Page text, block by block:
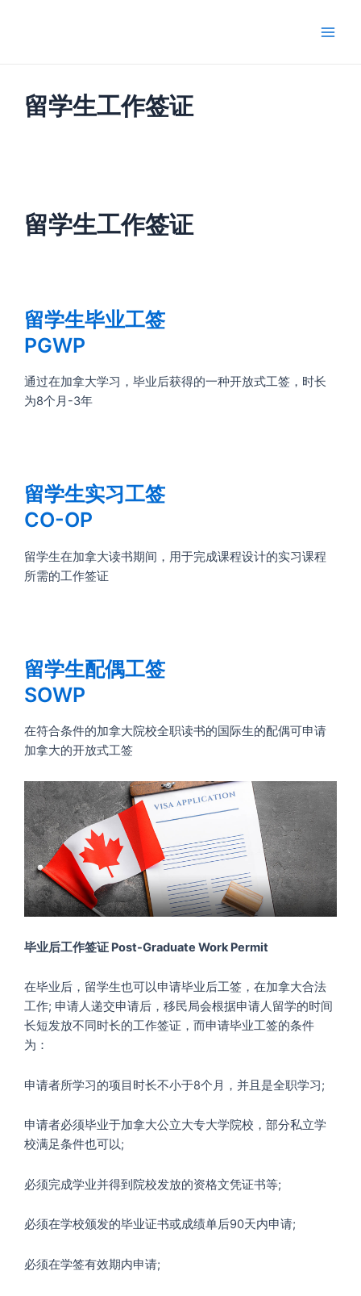
留学生工作签证
留学生工作签证
留学生毕业工签
PGWP
通过在加拿大学习，毕业后获得的一种开放式工签，时长
为8个月-3年
留学生实习工签
CO-OP
留学生在加拿大读书期间，用于完成课程设计的实习课程
所需的工作签证
留学生配偶工签
SOWP
在符合条件的加拿大院校全职读书的国际生的配偶可申请
加拿大的开放式工签
毕业后工作签证 Post-Graduate Work Permit
在毕业后，留学生也可以申请毕业后工签，在加拿大合法
工作; 申请人递交申请后，移民局会根据申请人留学的时间
长短发放不同时长的工作签证，而申请毕业工签的条件
为：
申请者所学习的项目时长不小于8个月，并且是全职学习;
申请者必须毕业于加拿大公立大专大学院校，部分私立学
校满足条件也可以;
必须完成学业并得到院校发放的资格文凭证书等;
必须在学校颁发的毕业证书或成绩单后90天内申请;
必须在学签有效期内申请;